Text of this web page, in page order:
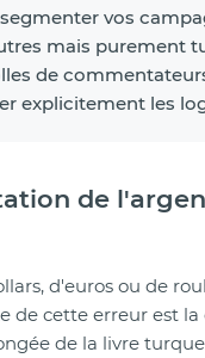
vos
mais purement
de
explicitement les
de
d'euros ou de
de cette erreur est
de la livre